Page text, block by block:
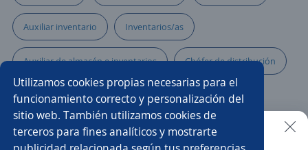
Utilizamos cookies propias necesarias para el
funcionamiento correcto y personalización del
sitio web. También utilizamos cookies de
terceros para fines analíticos y mostrarte
Auxiliar inventario Inventarios/as
Auxiliar de almacén e inventarios Chófer de distribución
Auxiliar de almacén carga y descarga
Mecánico automotriz Auxiliar de cobranza